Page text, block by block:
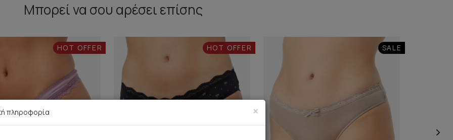
Μπορεί να σου αρέσει επίσης
HOT OFFER HOT OFFER SALE
×
πληροφορία